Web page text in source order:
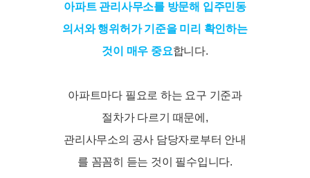
아파트 관리사무소를 방문해 입주민동
의서와 행위허가 기준을 미리 확인하는
것이 매우 중요합니다.
아파트마다 필요로 하는 요구 기준과
절차가 다르기 때문에,
관리사무소의 공사 담당자로부터 안내
를 꼼꼼히 듣는 것이 필수입니다.